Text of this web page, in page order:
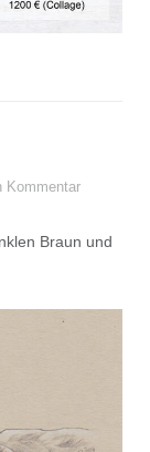
Kommentar
Braun und